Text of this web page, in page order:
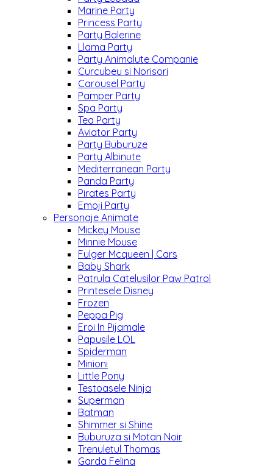
Marine Party
Princess Party
Party Balerine
Llama Party
Party Animalute Companie
Curcubeu si Norisori
Carousel Party
Pamper Party
Spa Party
Tea Party
Aviator Party
Party Buburuze
Party Albinute
Mediterranean Party
Panda Party
Pirates Party
Emoji Party
Personaje Animate
Mickey Mouse
Minnie Mouse
Fulger Mcqueen | Cars
Baby Shark
Patrula Catelusilor Paw Patrol
Printesele Disney
Frozen
Peppa Pig
Eroi In Pijamale
Papusile LOL
Spiderman
Minioni
Little Pony
Testoasele Ninja
Superman
Batman
Shimmer si Shine
Buburuza si Motan Noir
Trenuletul Thomas
Garda Felina